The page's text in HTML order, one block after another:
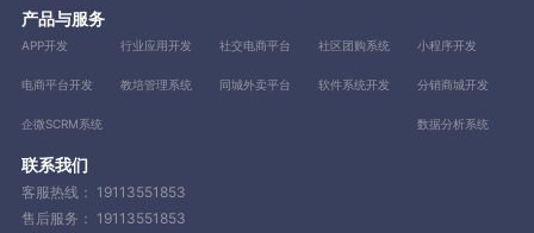
产品与服务
APP开发 行业应用开发 社交电商平台 社区团购系统 小程序开发
电商平台开发 教培管理系统 同城外卖平台 软件系统开发 分销商城开发
企微SCRM系统 数据分析系统
联系我们
客服热线： 19113551853
售后服务： 19113551853